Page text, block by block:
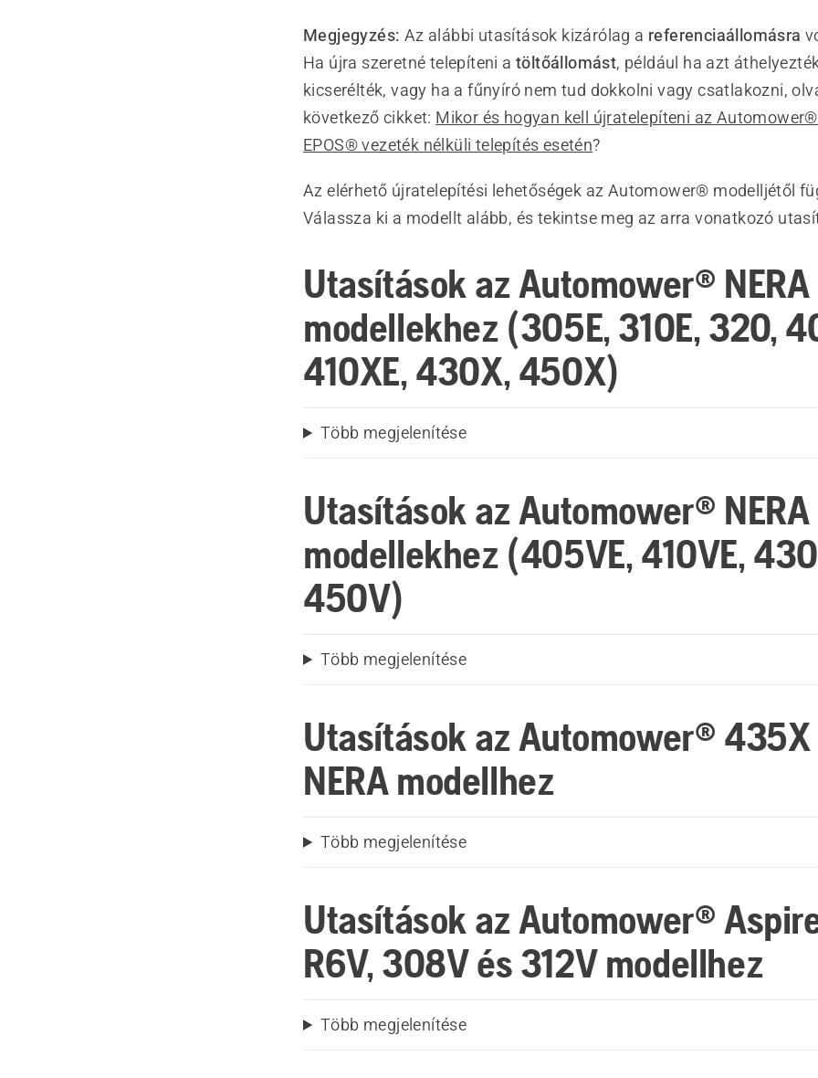
Megjegyzés: Az alábbi utasítások kizárólag a referenciaállomásra
Ha újra szeretné telepíteni a töltőállomást, például ha azt
kicserélték, vagy ha a fűnyíró nem tud dokkolni vagy csatlakozni,
következő cikket: Mikor és hogyan kell újratelepíteni az
EPOS® vezeték nélküli telepítés esetén?
Az elérhető újratelepítési lehetőségek az Automower® modelljétől
Válassza ki a modellt alább, és tekintse meg az arra vonatkozó
Utasítások az Automower® NERA
modellekhez (305E, 310E, 320,
410XE, 430X, 450X)
Több megjelenítése
Utasítások az Automower® NERA
modellekhez (405VE, 410VE,
450V)
Több megjelenítése
Utasítások az Automower® 435X
NERA modellhez
Több megjelenítése
Utasítások az Automower®
R6V, 308V és 312V modellhez
Több megjelenítése